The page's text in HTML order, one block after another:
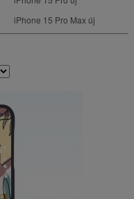
iPhone 15 Pro Max új